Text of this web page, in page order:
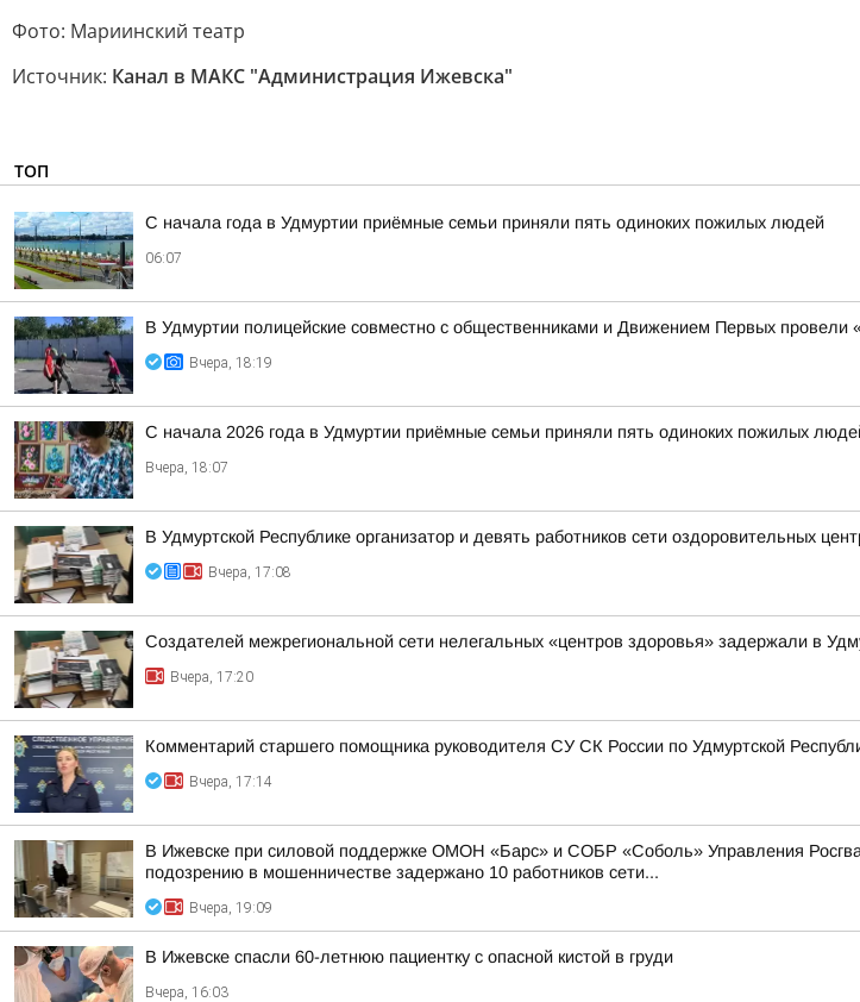
Фото: Мариинский театр
Источник: Канал в МАКС "Администрация Ижевска"
ТОП
С начала года в Удмуртии приёмные семьи приняли пять одиноких пожилых людей
06:07
В Удмуртии полицейские совместно с общественниками и Движением Первых провели
Вчера, 18:19
С начала 2026 года в Удмуртии приёмные семьи приняли пять одиноких пожилых
Вчера, 18:07
В Удмуртской Республике организатор и девять работников сети оздоровительных
Вчера, 17:08
Создателей межрегиональной сети нелегальных «центров здоровья» задержали в
Вчера, 17:20
Комментарий старшего помощника руководителя СУ СК России по Удмуртской
Вчера, 17:14
В Ижевске при силовой поддержке ОМОН «Барс» и СОБР «Соболь» Управления
подозрению в мошенничестве задержано 10 работников сети...
Вчера, 19:09
В Ижевске спасли 60-летнюю пациентку с опасной кистой в груди
Вчера, 16:03